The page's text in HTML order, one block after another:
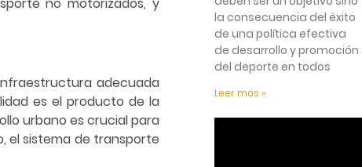
no motorizados, y
adecuada
es el producto de la
urbano es crucial para
el sistema de transporte
la consecuencia del éxito
de una política efectiva
de desarrollo y promoción
del deporte en todos
Leer más »